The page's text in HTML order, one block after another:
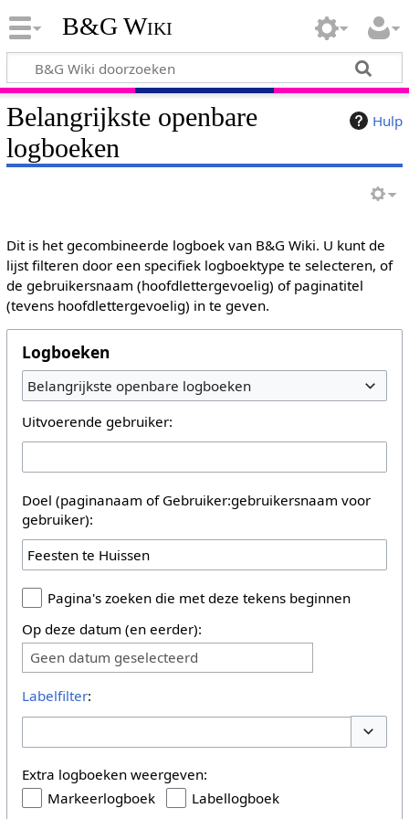
B&G Wiki
Hulp
Belangrijkste openbare
logboeken
Dit is het gecombineerde logboek van B&G Wiki. U kunt de
lijst filteren door een specifiek logboektype te selecteren, of
de gebruikersnaam (hoofdlettergevoelig) of paginatitel
(tevens hoofdlettergevoelig) in te geven.
Logboeken
Belangrijkste openbare logboeken
Uitvoerende gebruiker:
Doel (paginanaam of Gebruiker:gebruikersnaam voor
gebruiker):
Pagina's zoeken die met deze tekens beginnen
Op deze datum (en eerder):
Geen datum geselecteerd
Labelfilter:
Extra logboeken weergeven:
Markeerlogboek
Labellogboek